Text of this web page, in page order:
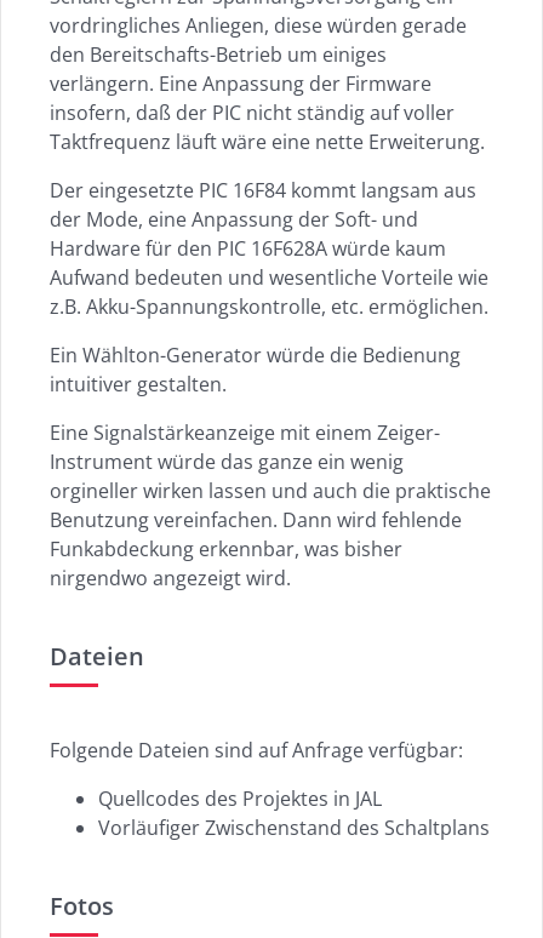
vordringliches Anliegen, diese würden gerade
den Bereitschafts-Betrieb um einiges
verlängern. Eine Anpassung der Firmware
insofern, daß der PIC nicht ständig auf voller
Taktfrequenz läuft wäre eine nette Erweiterung.
Der eingesetzte PIC 16F84 kommt langsam aus
der Mode, eine Anpassung der Soft- und
Hardware für den PIC 16F628A würde kaum
Aufwand bedeuten und wesentliche Vorteile wie
z.B. Akku-Spannungskontrolle, etc. ermöglichen.
Ein Wählton-Generator würde die Bedienung
intuitiver gestalten.
Eine Signalstärkeanzeige mit einem Zeiger-
Instrument würde das ganze ein wenig
orgineller wirken lassen und auch die praktische
Benutzung vereinfachen. Dann wird fehlende
Funkabdeckung erkennbar, was bisher
nirgendwo angezeigt wird.
Dateien
Folgende Dateien sind auf Anfrage verfügbar:
Quellcodes des Projektes in JAL
Vorläufiger Zwischenstand des Schaltplans
Fotos